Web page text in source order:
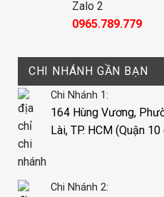
Zalo 2
0965.789.779
CHI NHÁNH GẦN BẠN
Chi Nhánh 1:
164 Hùng Vương,
Lài, TP. HCM (Quận 10
Chi Nhánh 2: